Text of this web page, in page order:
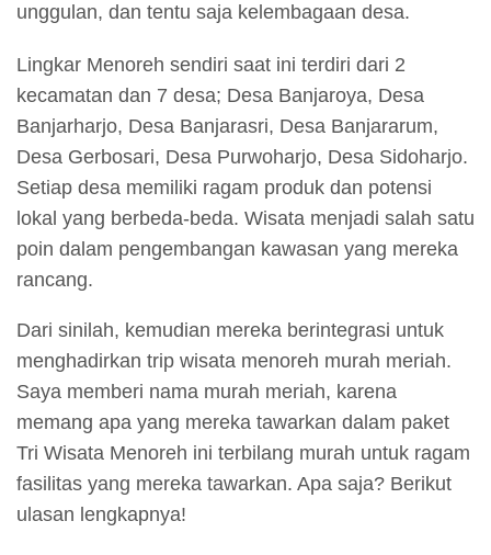
unggulan, dan tentu saja kelembagaan desa.
Lingkar Menoreh sendiri saat ini terdiri dari 2
kecamatan dan 7 desa; Desa Banjaroya, Desa
Banjarharjo, Desa Banjarasri, Desa Banjararum,
Desa Gerbosari, Desa Purwoharjo, Desa Sidoharjo.
Setiap desa memiliki ragam produk dan potensi
lokal yang berbeda-beda. Wisata menjadi salah satu
poin dalam pengembangan kawasan yang mereka
rancang.
Dari sinilah, kemudian mereka berintegrasi untuk
menghadirkan trip wisata menoreh murah meriah.
Saya memberi nama murah meriah, karena
memang apa yang mereka tawarkan dalam paket
Tri Wisata Menoreh ini terbilang murah untuk ragam
fasilitas yang mereka tawarkan. Apa saja? Berikut
ulasan lengkapnya!